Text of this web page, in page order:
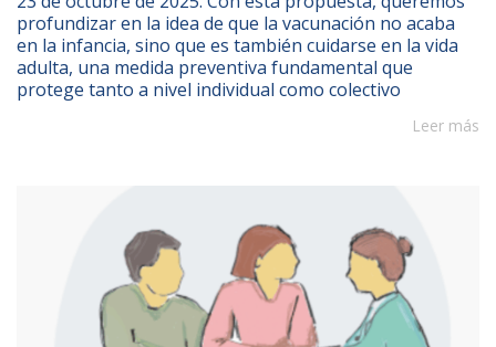
profundizar en la idea de que la vacunación no acaba
en la infancia, sino que es también cuidarse en la vida
adulta, una medida preventiva fundamental que
protege tanto a nivel individual como colectivo
Leer más